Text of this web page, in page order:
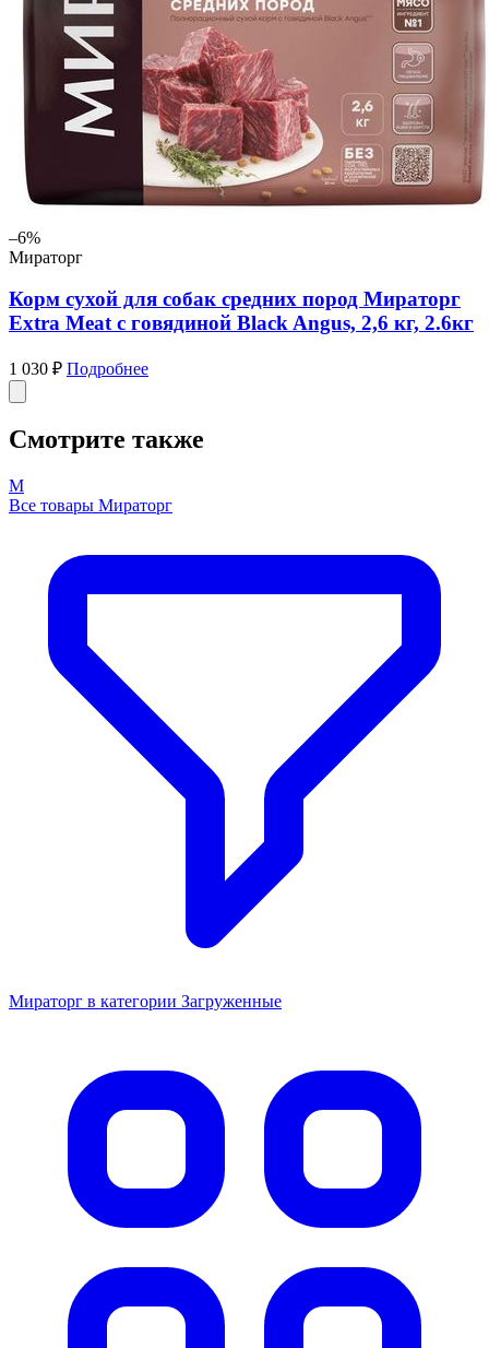
–6%
Мираторг
Корм сухой для собак средних пород Мираторг
Extra Meat с говядиной Black Angus, 2,6 кг, 2.6кг
1 030 ₽ Подробнее
Смотрите также
М
Все товары Мираторг
Мираторг в категории Загруженные